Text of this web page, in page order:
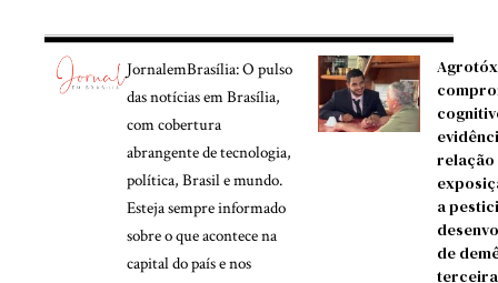
JornalemBrasília: O pulso
das notícias em Brasília,
com cobertura
abrangente de tecnologia,
política, Brasil e mundo.
Esteja sempre informado
sobre o que acontece na
capital do país e nos
a
de